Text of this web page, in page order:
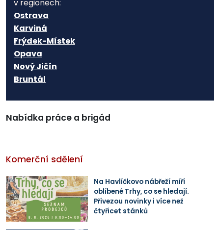
v regionech:
Ostrava
Karviná
Frýdek-Místek
Opava
Nový Jičín
Bruntál
Nabídka práce a brigád
Komerční sdělení
Na Havlíčkovo nábřeží míří
oblíbené Trhy, co se hledají.
Přivezou novinky i více než
čtyřicet stánků